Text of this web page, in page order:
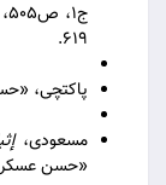
۶۱۹.
پاکتچی،
مسعودی،
«حسن